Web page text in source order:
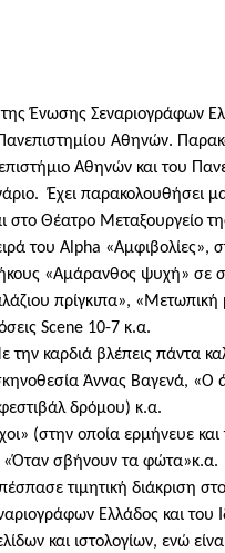
Ένωσης Σεναριογράφων
Αθηνών.
Αθηνών και του
Έχει παρακολουθήσει
στο Θέατρο Μεταξουργείο
του Alpha «Αμφιβολίες»,
μήκους «Αμάρανθος ψυχή»
πρίγκιπα», «Μετωπική
Scene 10-7 κ.α.
την καρδιά βλέπεις πάντα
Άννας Βαγενά,
δρόμου) κ.α.
(στην οποία ερμήνευε και
«Όταν σβήνουν τα φώτα»κ.α.
τιμητική διάκριση
Ελλάδος και του
και ιστολογίων, ενώ